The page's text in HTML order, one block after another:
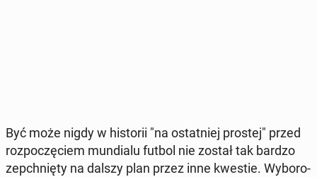
Być może nigdy w hi­sto­rii "na ostat­niej prostej" przed
roz­po­czę­ciem mun­dia­lu futbol nie został tak bardzo
ze­pchnię­ty na dalszy plan przez inne kwestie. Wy­bo­ro­